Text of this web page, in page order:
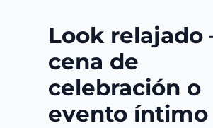
Look
cena de
celebración o
evento íntimo